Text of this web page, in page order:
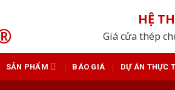
HỆ
Giá cửa thép
SẢN PHẨM BÁO GIÁ DỰ ÁN THỰC